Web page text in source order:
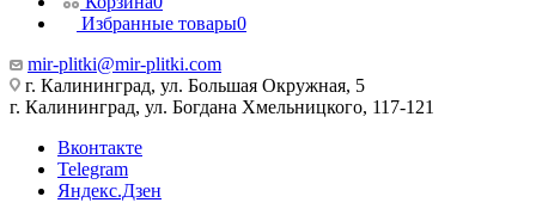
Избранные товары0
mir-plitki@mir-plitki.com
г. Калининград, ул. Большая Окружная, 5
г. Калининград, ул. Богдана Хмельницкого, 117-121
Вконтакте
Telegram
Яндекс.Дзен